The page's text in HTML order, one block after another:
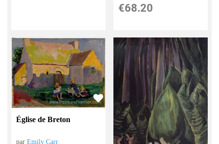
€68.20
Église de Breton
parEmily Carr